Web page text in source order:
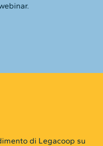
di Legacoop su